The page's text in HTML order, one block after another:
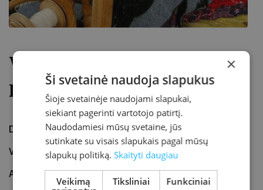
Virtuali paroda. Leokadija
Kaukėnienė
Data 2020-06-01– 2020-06-30
Vieta
#SaugiaiNamuose
Adresaskretvb.lt/ virtualios-parodos/
×
Ši svetainė naudoja slapukus
Šioje svetainėje naudojami slapukai,
siekiant pagerinti vartotojo patirtį.
Naudodamiesi mūsų svetaine, jūs
sutinkate su visais slapukais pagal mūsų
slapukų politiką.Skaityti daugiau
Veikimą
Tiksliniai Funkciniai